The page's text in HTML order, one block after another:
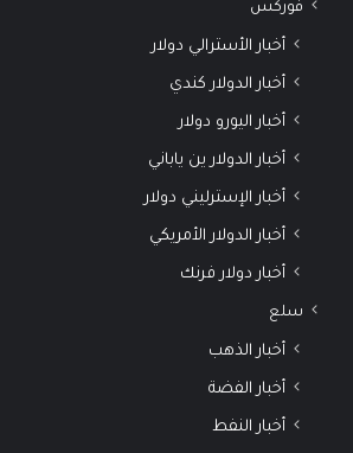
فوركس
أخبار الأسترالي دولار
أخبار الدولار كندي
أخبار اليورو دولار
أخبار الدولار ين ياباني
أخبار الإسترليني دولار
أخبار الدولار الأمريكي
أخبار دولار فرنك
سلع
أخبار الذهب
أخبار الفضة
أخبار النفط